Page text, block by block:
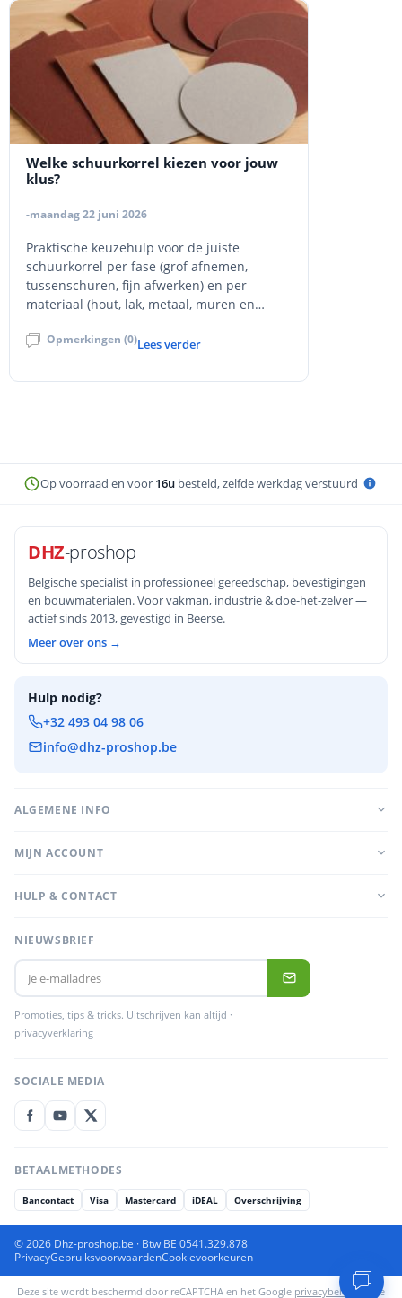
Welke schuurkorrel kiezen voor jouw
klus?
-maandag 22 juni 2026
Praktische keuzehulp voor de juiste
schuurkorrel per fase (grof afnemen,
tussenschuren, fijn afwerken) en per
materiaal (hout, lak, metaal, muren en
Opmerkingen (0)Lees verder
Op voorraad en voor 16ubesteld, zelfde werkdag verstuurd
DHZ-proshop
Belgische specialist in professioneel gereedschap, bevestigingen
en bouwmaterialen. Voor vakman, industrie & doe-het-zelver —
actief sinds 2013, gevestigd in Beerse.
Meer over ons →
Hulp nodig?
+32 493 04 98 06
info@dhz-proshop.be
ALGEMENE INFO
MIJN ACCOUNT
HULP & CONTACT
NIEUWSBRIEF
Promoties, tips & tricks. Uitschrijven kan altijd ·
privacyverklaring
SOCIALE MEDIA
BETAALMETHODES
Bancontact Visa Mastercard iDEAL Overschrijving
© 2026 Dhz-proshop.be · Btw BE 0541.329.878
PrivacyGebruiksvoorwaardenCookievoorkeuren
Deze site wordt beschermd door reCAPTCHA en het Google privacybeleiden de